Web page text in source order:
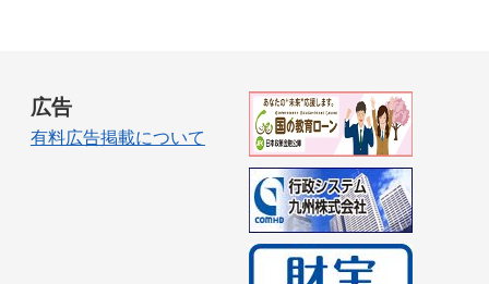
広告
有料広告掲載について